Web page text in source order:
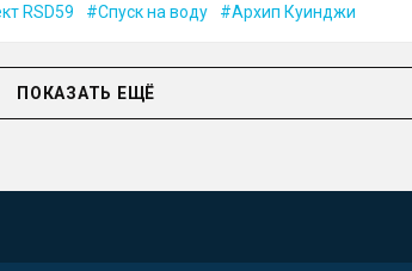
RSD59 Спуск на воду Архип Куинджи
ПОКАЗАТЬ ЕЩЁ